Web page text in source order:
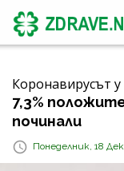
Коронавирусът у
7,3%
починали
Понеделник, 18